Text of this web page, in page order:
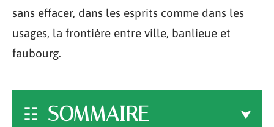
sans effacer, dans les esprits comme dans les
usages, la frontière entre ville, banlieue et
faubourg.
SOMMAIRE